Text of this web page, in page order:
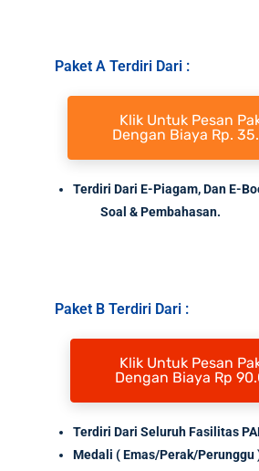
Paket A Terdiri Dari :
Klik Untuk Pesan
Dengan Biaya Rp.
Terdiri Dari E-Piagam, Dan E-
Soal & Pembahasan.
Paket B Terdiri Dari :
Klik Untuk Pesan
Dengan Biaya Rp
Terdiri Dari Seluruh Fasilitas
Medali ( Emas/Perak/Perunggu